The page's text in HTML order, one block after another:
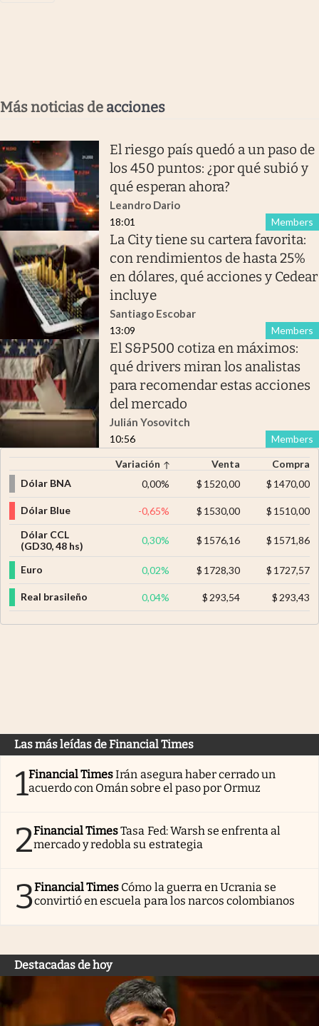
Más noticias de acciones
El riesgo país quedó a un paso de
los 450 puntos: ¿por qué subió y
qué esperan ahora?
Leandro Dario
Members
18:01
La City tiene su cartera favorita:
con rendimientos de hasta 25%
en dólares, qué acciones y Cedear
incluye
Santiago Escobar
Members
13:09
El S&P500 cotiza en máximos:
qué drivers miran los analistas
para recomendar estas acciones
del mercado
Julián Yosovitch
Members
10:56
Variación Venta
Compra
Dólar BNA
0,00% $ 1520,00 $ 1470,00
Dólar Blue -0,65% $ 1530,00 $ 1510,00
Dólar CCL
(GD30, 48 hs)
0,30% $ 1576,16 $ 1571,86
Euro 0,02% $ 1728,30 $ 1727,57
Real brasileño 0,04% $ 293,54 $ 293,43
Las más leídas de Financial Times
1Financial TimesIrán asegura haber cerrado un
acuerdo con Omán sobre el paso por Ormuz
2Financial TimesTasa Fed: Warsh se enfrenta al
mercado y redobla su estrategia
3Financial Times Cómo la guerra en Ucrania se
convirtió en escuela para los narcos colombianos
Destacadas de hoy